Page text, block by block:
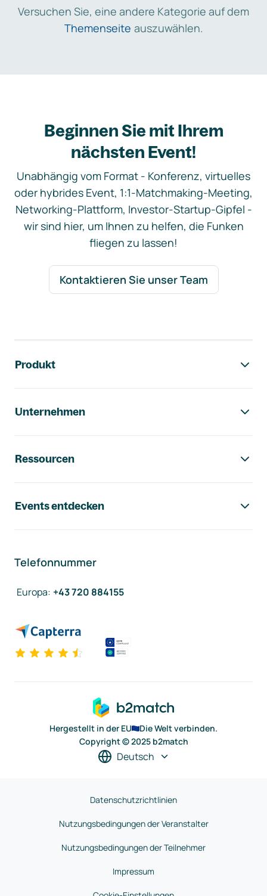
Versuchen Sie, eine andere Kategorie auf dem
Themenseite auszuwählen.
Beginnen Sie mit Ihrem
nächsten Event!
Unabhängig vom Format - Konferenz, virtuelles
oder hybrides Event, 1:1-Matchmaking-Meeting,
Networking-Plattform, Investor-Startup-Gipfel -
wir sind hier, um Ihnen zu helfen, die Funken
fliegen zu lassen!
Kontaktieren Sie unser Team
Produkt
Unternehmen
Ressourcen
Events entdecken
Telefonnummer
Europa: +43 720 884155
Hergestellt in der EU
Die Welt verbinden.
Copyright © 2025 b2match
Deutsch
Datenschutzrichtlinien
Nutzungsbedingungen der Veranstalter
Nutzungsbedingungen der Teilnehmer
Impressum